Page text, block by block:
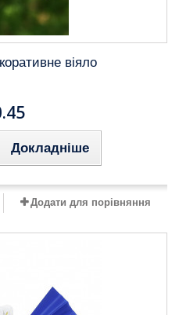
віяло
Докладніше
Додати для порівняння